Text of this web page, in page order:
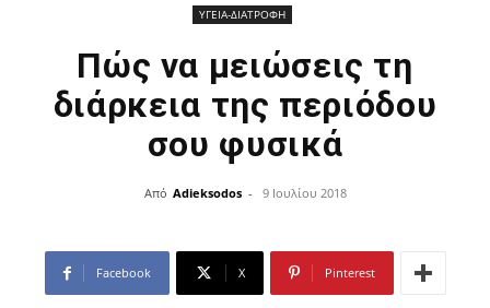
ΥΓΕΙΑ-ΔΙΑΤΡΟΦΗ
Πώς να μειώσεις τη
διάρκεια της περιόδου
σου φυσικά
Από Adieksodos - 9 Ιουλίου 2018
Facebook X Pinterest